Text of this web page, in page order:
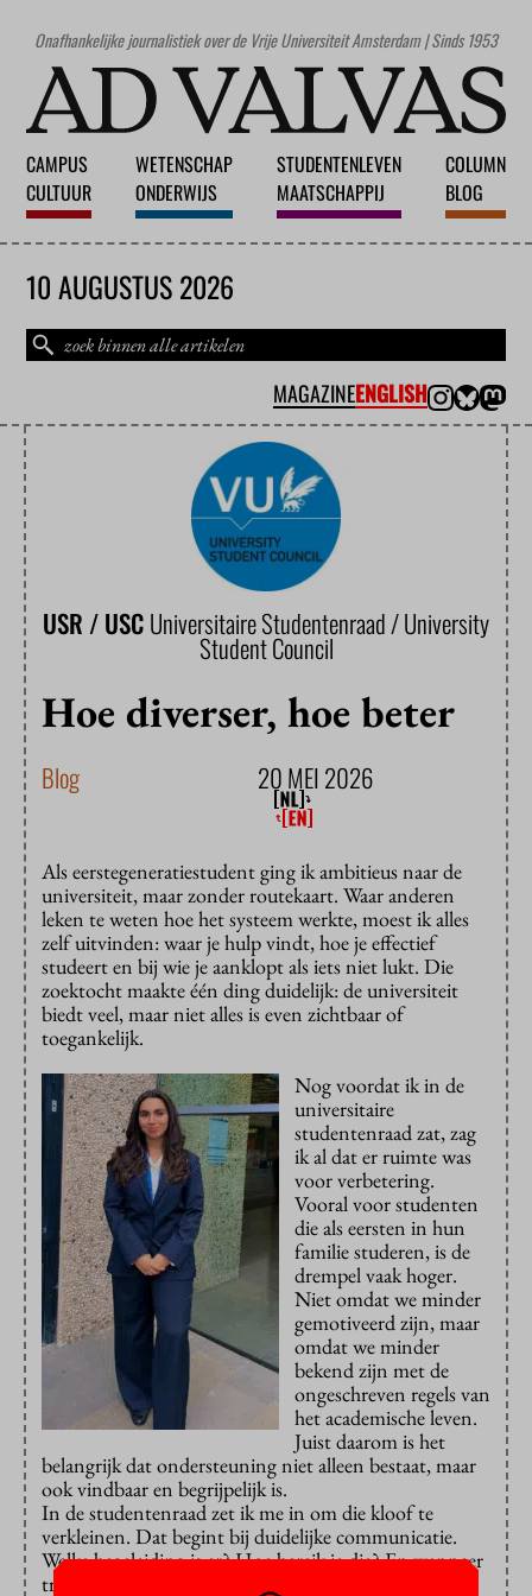
Onafhankelijke journalistiek over de Vrije Universiteit Amsterdam | Sinds 1953
CAMPUS
CULTUUR
WETENSCHAP
ONDERWIJS
STUDENTENLEVEN
MAATSCHAPPIJ
COLUMN
BLOG
10 AUGUSTUS 2026
MAGAZINEENGLISH
USR / USCUniversitaire Studentenraad / University
Student Council
Hoe diverser, hoe beter
Blog 20 MEI 2026
Als eerstegeneratiestudent ging ik ambitieus naar de
universiteit, maar zonder routekaart. Waar anderen
leken te weten hoe het systeem werkte, moest ik alles
zelf uitvinden: waar je hulp vindt, hoe je effectief
studeert en bij wie je aanklopt als iets niet lukt. Die
zoektocht maakte één ding duidelijk: de universiteit
biedt veel, maar niet alles is even zichtbaar of
toegankelijk.
Nog voordat ik in de
universitaire
studentenraad zat, zag
ik al dat er ruimte was
voor verbetering.
Vooral voor studenten
die als eersten in hun
familie studeren, is de
drempel vaak hoger.
Niet omdat we minder
gemotiveerd zijn, maar
omdat we minder
bekend zijn met de
ongeschreven regels van
het academische leven.
Juist daarom is het
belangrijk dat ondersteuning niet alleen bestaat, maar
ook vindbaar en begrijpelijk is.
In de studentenraad zet ik me in om die kloof te
verkleinen. Dat begint bij duidelijke communicatie.
Welke begeleiding is er? Hoe bereik je die? En wanneer
trek je aan de bel? Dit soort informatie moet